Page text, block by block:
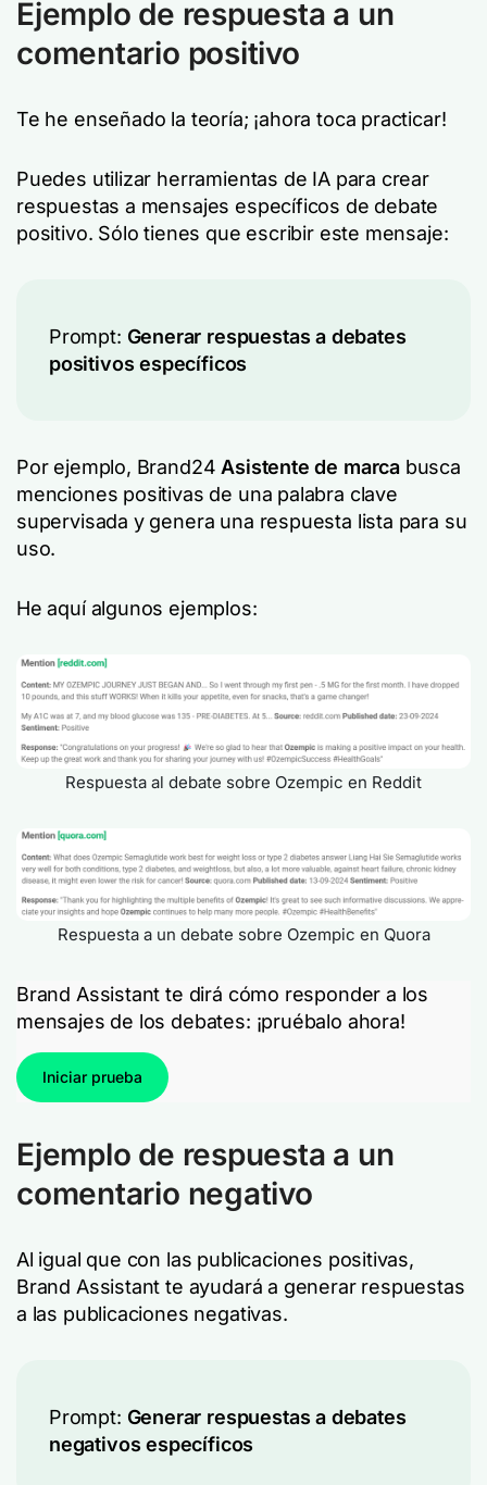
Ejemplo de respuesta a un
comentario positivo
Te he enseñado la teoría; ¡ahora toca practicar!
Puedes utilizar herramientas de IA para crear
respuestas a mensajes específicos de debate
positivo. Sólo tienes que escribir este mensaje:
Prompt: Generar respuestas a debates
positivos específicos
Por ejemplo, Brand24 Asistente de marca busca
menciones positivas de una palabra clave
supervisada y genera una respuesta lista para su
uso.
He aquí algunos ejemplos:
Respuesta al debate sobre Ozempic en Reddit
Respuesta a un debate sobre Ozempic en Quora
Brand Assistant te dirá cómo responder a los
mensajes de los debates: ¡pruébalo ahora!
Iniciar prueba
Ejemplo de respuesta a un
comentario negativo
Al igual que con las publicaciones positivas,
Brand Assistant te ayudará a generar respuestas
a las publicaciones negativas.
Prompt: Generar respuestas a debates
negativos específicos